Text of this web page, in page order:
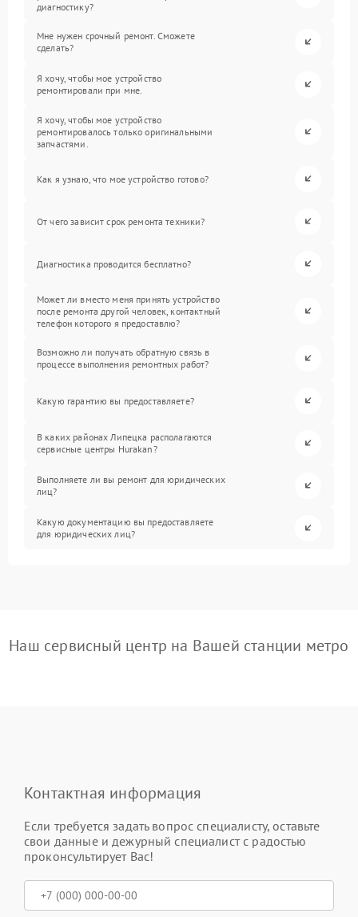
диагностику?
Мне нужен срочный ремонт. Сможете
сделать?
Я хочу, чтобы мое устройство
ремонтировали при мне.
Я хочу, чтобы мое устройство
ремонтировалось только оригинальными
запчастями.
Как я узнаю, что мое устройство готово?
От чего зависит срок ремонта техники?
Диагностика проводится бесплатно?
Может ли вместо меня принять устройство
после ремонта другой человек, контактный
телефон которого я предоставлю?
Возможно ли получать обратную связь в
процессе выполнения ремонтных работ?
Какую гарантию вы предоставляете?
В каких районах Липецка располагаются
сервисные центры Hurakan?
Выполняете ли вы ремонт для юридических
лиц?
Какую документацию вы предоставляете
для юридических лиц?
Наш сервисный центр на Вашей станции метро
Контактная информация
Если требуется задать вопрос специалисту, оставьте
свои данные и дежурный специалист с радостью
проконсультирует Вас!